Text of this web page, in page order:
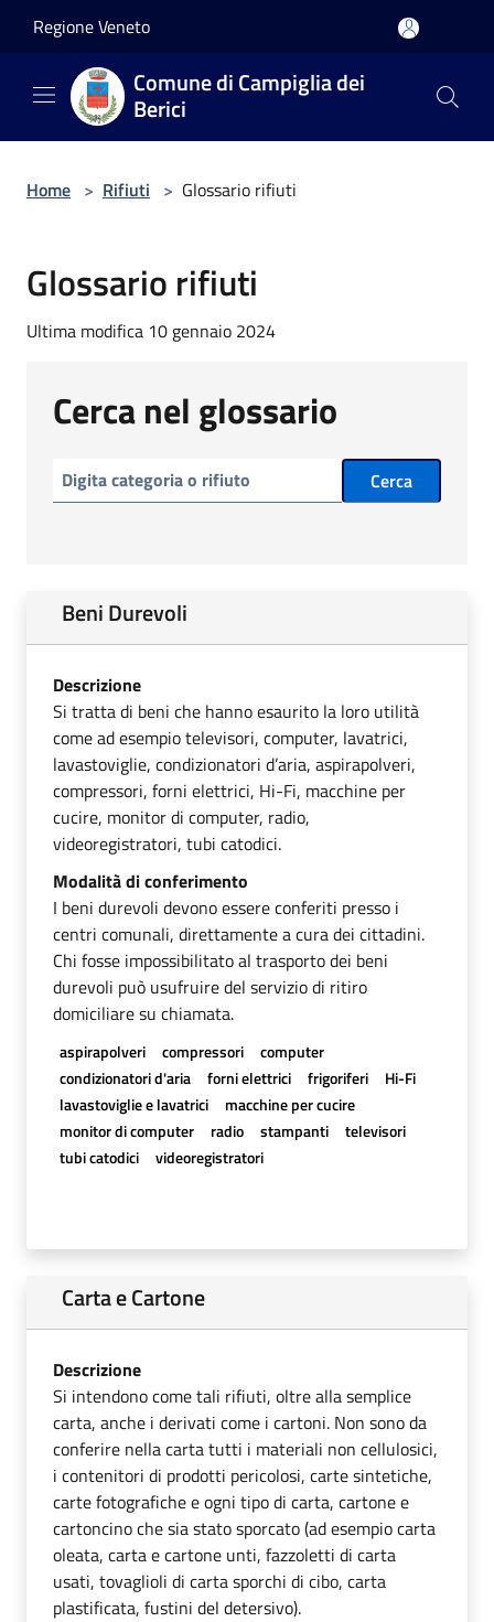
Regione Veneto
Comune di Campiglia dei
Berici
Home > Rifiuti > Glossario rifiuti
Glossario rifiuti
Ultima modifica 10 gennaio 2024
Cerca nel glossario
Cerca
Beni Durevoli
Descrizione
Si tratta di beni che hanno esaurito la loro utilità
come ad esempio televisori, computer, lavatrici,
lavastoviglie, condizionatori d’aria, aspirapolveri,
compressori, forni elettrici, Hi-Fi, macchine per
cucire, monitor di computer, radio,
videoregistratori, tubi catodici.
Modalità di conferimento
I beni durevoli devono essere conferiti presso i
centri comunali, direttamente a cura dei cittadini.
Chi fosse impossibilitato al trasporto dei beni
durevoli può usufruire del servizio di ritiro
domiciliare su chiamata.
aspirapolveri compressori
computer
condizionatori d'aria
forni elettrici frigoriferi
Hi-Fi
lavastoviglie e lavatrici
macchine per cucire
monitor di computer
radio stampanti
televisori
tubi catodici
videoregistratori
Carta e Cartone
Descrizione
Si intendono come tali rifiuti, oltre alla semplice
carta, anche i derivati come i cartoni. Non sono da
conferire nella carta tutti i materiali non cellulosici,
i contenitori di prodotti pericolosi, carte sintetiche,
carte fotografiche e ogni tipo di carta, cartone e
cartoncino che sia stato sporcato (ad esempio carta
oleata, carta e cartone unti, fazzoletti di carta
usati, tovaglioli di carta sporchi di cibo, carta
plastificata, fustini del detersivo).